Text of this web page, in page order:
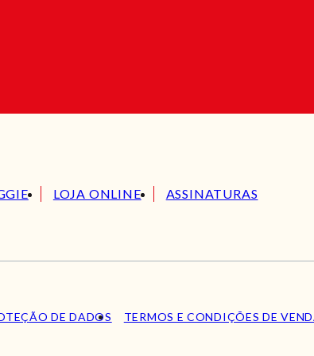
LOJA ONLINE ASSINATURAS
DE DADOS TERMOS E CONDIÇÕES DE